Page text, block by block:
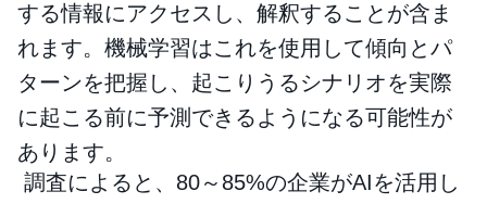
する情報にアクセスし、解釈することが含ま
れます。機械学習はこれを使用して傾向とパ
ターンを把握し、起こりうるシナリオを実際
に起こる前に予測できるようになる可能性が
あります。
調査によると、80～85%の企業がAIを活用し